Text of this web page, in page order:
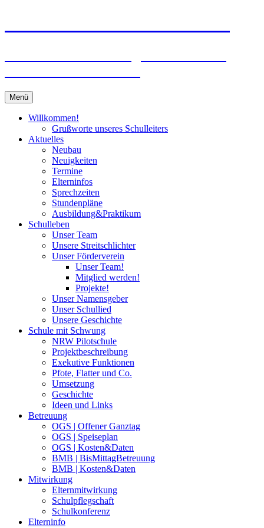
Menü
Willkommen!
Grußworte unseres Schulleiters
Aktuelles
Neubau
Neuigkeiten
Termine
Elterninfos
Sprechzeiten
Stundenpläne
Ausbildung&Praktikum
Schulleben
Unser Team
Unsere Streitschlichter
Unser Förderverein
Unser Team!
Mitglied werden!
Projekte!
Unser Namensgeber
Unser Schullied
Unsere Geschichte
Schule mit Schwung
NRW Pilotschule
Projektbeschreibung
Exekutive Funktionen
Pfote, Flatter und Co.
Umsetzung
Geschichte
Ideen und Links
Betreuung
OGS | Offener Ganztag
OGS | Speiseplan
OGS | Kosten&Daten
BMB | BisMittagBetreuung
BMB | Kosten&Daten
Mitwirkung
Elternmitwirkung
Schulpflegschaft
Schulkonferenz
Elterninfo